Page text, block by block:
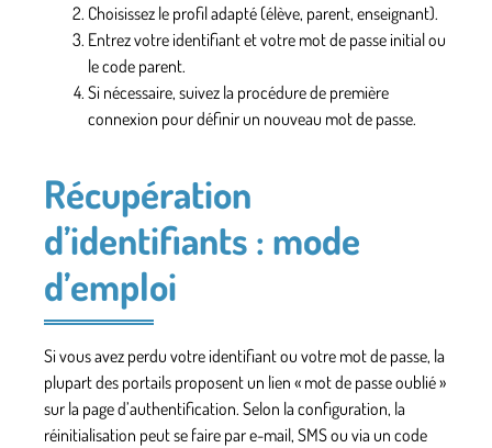
Choisissez le profil adapté (élève, parent, enseignant).
Entrez votre identifiant et votre mot de passe initial ou
le code parent.
Si nécessaire, suivez la procédure de première
connexion pour définir un nouveau mot de passe.
Récupération
d’identifiants : mode
d’emploi
Si vous avez perdu votre identifiant ou votre mot de passe, la
plupart des portails proposent un lien « mot de passe oublié »
sur la page d’authentification. Selon la configuration, la
réinitialisation peut se faire par e-mail, SMS ou via un code